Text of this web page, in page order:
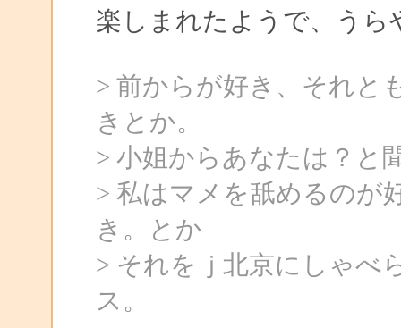
楽しまれたようで、うら
> 前からが好き、それと
きとか。
> 小姐からあなたは？と
> 私はマメを舐めるのが
き。とか
> それをｊ北京にしゃべ
ス。